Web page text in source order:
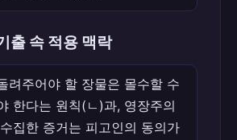
출 속 적용 맥락
려주어야 할 장물은 몰수할 수
한다는 원칙(ㄴ)과, 영장주의
집한 증거는 피고인의 동의가